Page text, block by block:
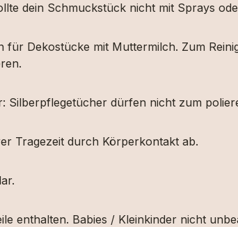
dein Schmuckstück nicht mit Sprays
für Dekostücke mit Muttermilch. Zum
Silberpflegetücher dürfen nicht zum
Tragezeit durch Körperkontakt ab.
enthalten. Babies / Kleinkinder nicht